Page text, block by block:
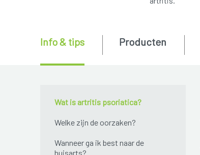
Wat is artritis psoriatica?
Welke zijn de oorzaken?
Wanneer ga ik best naar de
huisarts?
Info & tips Producten